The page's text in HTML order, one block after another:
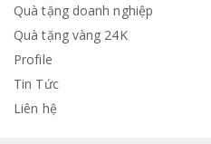
Quà tặng doanh nghiệp
Quà tặng vàng 24K
Profile
Tin Tức
Liên hệ